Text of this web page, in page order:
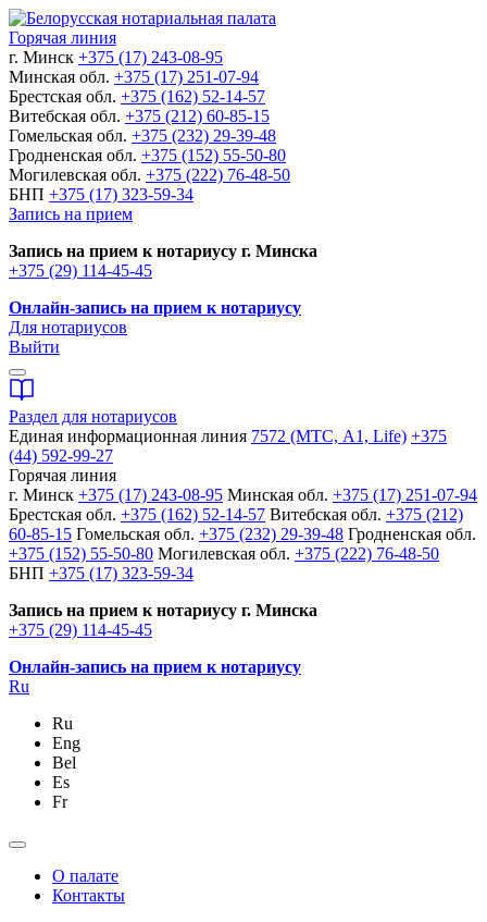
Горячая линия
г. Минск +375 (17) 243-08-95
Минская обл. +375 (17) 251-07-94
Брестская обл. +375 (162) 52-14-57
Витебская обл. +375 (212) 60-85-15
Гомельская обл. +375 (232) 29-39-48
Гродненская обл. +375 (152) 55-50-80
Могилевская обл. +375 (222) 76-48-50
БНП +375 (17) 323-59-34
Запись на прием
Запись на прием к нотариусу г. Минска
+375 (29) 114-45-45
Онлайн-запись на прием к нотариусу
Для нотариусов
Выйти
Раздел для нотариусов
Единая информационная линия 7572 (МТС, A1, Life) +375
(44) 592-99-27
Горячая линия
г. Минск +375 (17) 243-08-95 Минская обл. +375 (17) 251-07-94
Брестская обл. +375 (162) 52-14-57 Витебская обл. +375 (212)
60-85-15 Гомельская обл. +375 (232) 29-39-48 Гродненская обл.
+375 (152) 55-50-80 Могилевская обл. +375 (222) 76-48-50
БНП +375 (17) 323-59-34
Запись на прием к нотариусу г. Минска
+375 (29) 114-45-45
Онлайн-запись на прием к нотариусу
Ru
Ru
Eng
Bel
Es
Fr
О палате
Контакты